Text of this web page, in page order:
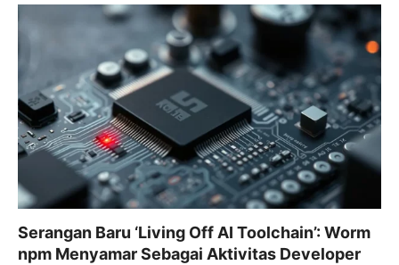
Serangan Baru ‘Living Off AI Toolchain’: Worm
npm Menyamar Sebagai Aktivitas Developer